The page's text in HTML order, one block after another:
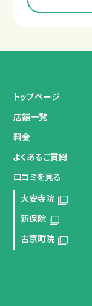
トップページ
店舗一覧
料金
よくあるご質問
口コミを見る
大安寺院
新保院
古京町院